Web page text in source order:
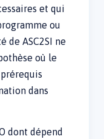
et qui
ou
de ASC2SI ne
où le
dans
dont dépend